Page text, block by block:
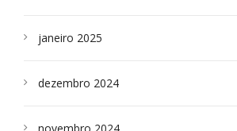
janeiro 2025
dezembro 2024